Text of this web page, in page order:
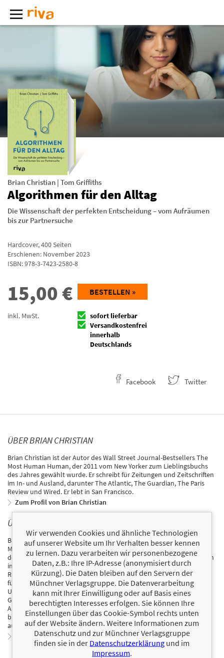
Brian Christian | Tom Griffiths
Algorithmen für den Alltag
Die Wissenschaft der perfekten Entscheidung – vom Aufräumen
bis zur Partnersuche
Hardcover,400Seiten
Erschienen: November 2023
ISBN:978-3-7423-2580-8
15,00€
inkl. MwSt.
BESTELLEN »
sofort lieferbar
Versandkostenfrei
innerhalb
Deutschlands
Facebook Twitter
ÜBER BRIAN CHRISTIAN
Brian Christian ist der Autor des Wall Street Journal-Bestsellers The
Most Human Human, der 2011 vom New Yorker zum Lieblingsbuchs
des Jahres gewählt wurde. Er schreibt für Zeitungen und Zeitschriften
im In- und Ausland, darunter The Atlantic, The Guardian, The Paris
Review und Wired. Er lebt in San Francisco.
Zum Profil von Brian Christian
ÜBER TOM GRIFFITHS
Brian Christian ist der Autor des Wall Street Journal-Bestsellers The
Most Human Human, der 2011 vom New Yorker zum Lieblingsbuchs
des Jahres gewählt wurde. Er schreibt für Zeitungen und Zeitschriften
im In- und Ausland, darunter The Atlantic, The Guardian, The Paris
Review und Wired. Er lebt in San Francisco. Tom Griffiths ist Professor
für Psychologie und Kognitionswissenschaft an der Princeton
University, wo er das Institut für Kognitions- und
Gehirnwissenschaften leitet. Er hat mehr als 150 wissenschaftliche
Artikel veröffentlicht, die thematisch von der kognitiven Psychologie
bis zur kulturellen Evolution reichen, und wurde mehrfach
ausgezeichnet. Er lebt in Berkeley, Kalifornien.
Zum Profil von Tom Griffiths
Wir verwenden Cookies und ähnliche Technologien
auf unserer Website um Ihr Verhalten besser kennen
zu lernen. Dazu verarbeiten wir personenbezogene
Daten, z.B.: Ihre IP-Adresse (anonymisiert durch
Kürzung). Die Daten bleiben auf den Servern der
Münchner Verlagsgruppe. Die Datenverarbeitung
kann mit Ihrer Einwilligung oder auf Basis eines
berechtigten Interesses erfolgen. Sie können Ihre
Einstellungen über das Cookie-Symbol rechts unten
auf der Website ändern. Weitere Informationen zum
Datenschutz und zur Münchner Verlagsgruppe
finden sie in der Datenschutzerklärung und im
Impressum.